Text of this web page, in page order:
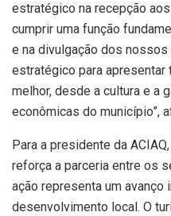
estratégico na recepção
cumprir uma função
e na divulgação dos nossos
estratégico para apresentar
melhor, desde a cultura e a
econômicas do município”,
Para a presidente da
reforça a parceria entre os
ação representa um avanço
desenvolvimento local. O